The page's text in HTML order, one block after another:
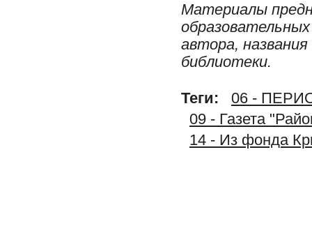
Материалы
автора,
библиотеки.
Теги:
06 -
09 - Газета
14 - Из фонда